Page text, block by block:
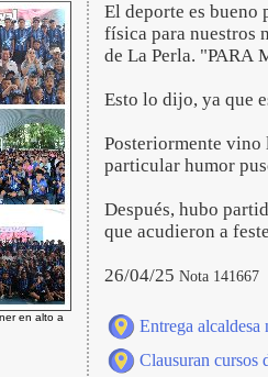
en alto a
El deporte es bueno
física para nuestros
de La Perla. "PARA
Esto lo dijo, ya que
Posteriormente vino
particular humor
Después, hubo
que acudieron a
26/04/25 Nota 141667
Entrega alcaldesa
Clausuran cursos